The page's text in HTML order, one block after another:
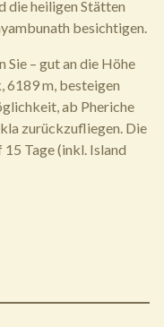
die heiligen Stätten
besichtigen.
Sie – gut an die Höhe
6189 m, besteigen
ab Pheriche
zurückzufliegen. Die
Tage (inkl. Island